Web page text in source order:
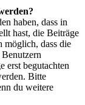
haben, dass in
hast, die Beiträge
möglich, dass die
erst begutachten
Bitte
du weitere